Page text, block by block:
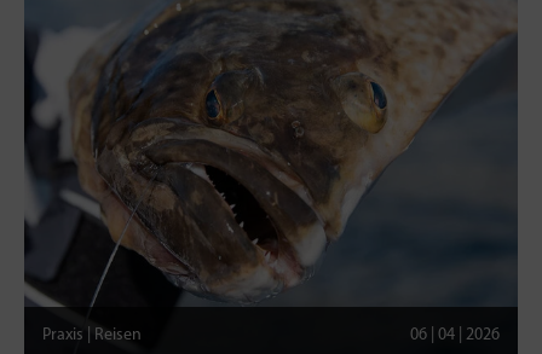
Praxis | Reisen 06 | 04 | 2026